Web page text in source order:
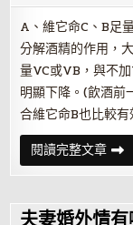
A、維它命C、B足
分解酒精的作用，
量VC或VB，與不
明顯下降。(飲酒前
合維它命B也比較
閱讀完整文章喝
酒
前
酒
藥